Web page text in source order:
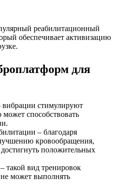
реабилитационный
обеспечивает активизацию
для
вибрации стимулируют
способствовать
– благодаря
кровообращения,
положительных
такой вид тренировок
может выполнять